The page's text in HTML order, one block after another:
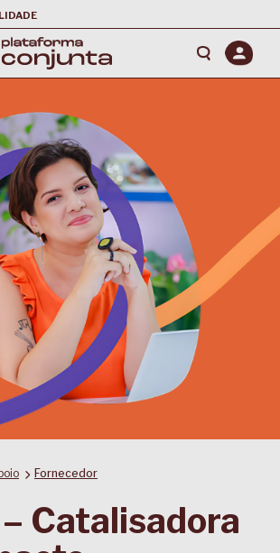
Fornecedor
Catalisadora